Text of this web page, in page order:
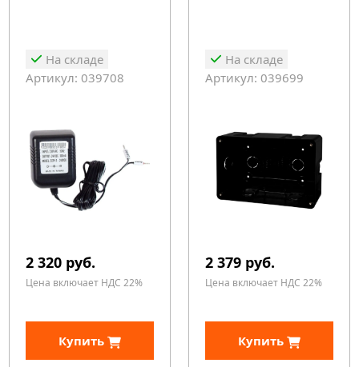
На складе
Артикул: 039708
2 320 руб.
Цена включает НДС 22%
Купить
На складе
Артикул: 039699
2 379 руб.
Цена включает НДС 22%
Купить